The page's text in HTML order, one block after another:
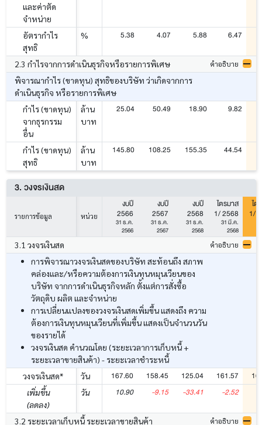
และค่าตัด
จำหน่าย
อัตรากำไร
สุทธิ
% 5.38 4.07 5.88 6.47
2.3 กำไรจากการดำเนินธุรกิจหรือรายการพิเศษ คำอธิบาย
พิจารณากำไร (ขาดทุน) สุทธิของบริษัท ว่าเกิดจากการ
ดำเนินธุรกิจ หรือรายการพิเศษ
กำไร (ขาดทุน)
จากธุรกรรม
อื่น
ล้าน
บาท
25.04 50.49 18.90 9.82
กำไร (ขาดทุน)
สุทธิ
ล้าน
บาท
145.80 108.25 155.35 44.54
3. วงจรเงินสด
รายการข้อมูล หน่วย
งบปี
2566
31 ธ.ค.
2566
งบปี
2567
31 ธ.ค.
2567
งบปี
2568
31 ธ.ค.
2568
ไตรมาส
1/ 2568
31 มี.ค.
2568
ไต
1/
3.1 วงจรเงินสด คำอธิบาย
การพิจารณาวงจรเงินสดของบริษัท สะท้อนถึง สภาพ
คล่องและ/หรือความต้องการเงินทุนหมุนเวียนของ
บริษัท จากการดำเนินธุรกิจหลัก ตั้งแต่การสั่งซื้อ
วัตถุดิบ ผลิต และจำหน่าย
การเปลี่ยนแปลงของวงจรเงินสดเพิ่มขึ้น แสดงถึง ความ
ต้องการเงินทุนหมุนเวียนที่เพิ่มขึ้น แสดงเป็นจำนวนวัน
ของรายได้
วงจรเงินสด คำนวณโดย (ระยะเวลาการเก็บหนี้ +
ระยะเวลาขายสินค้า) - ระยะเวลาชำระหนี้
วงจรเงินสด*
วัน 167.60 158.45 125.04 161.57
เพิ่มขึ้น
(ลดลง)
วัน 10.90 -9.15 -33.41 -2.52
3.2 ระยะเวลาเก็บหนี้ ระยะเวลาขายสินค้า คำอธิบาย